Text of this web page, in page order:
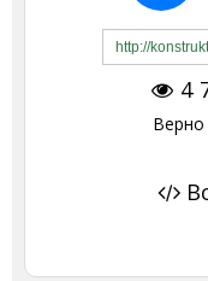
4
Верно